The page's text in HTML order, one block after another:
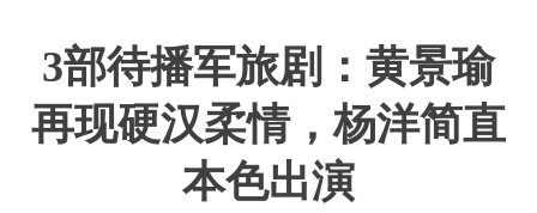
3部待播军旅剧：黄景瑜
再现硬汉柔情，杨洋简直
本色出演